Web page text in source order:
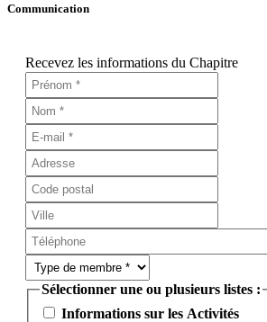
Communication
Recevez les informations du Chapitre
Sélectionner une ou plusieurs listes :
Informations sur les Activités